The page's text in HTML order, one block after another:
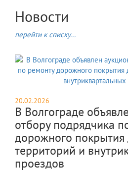
Новости
перейти к списку...
20.02.2026
В Волгограде
отбору подрядчика
дорожного
территорий и
проездов